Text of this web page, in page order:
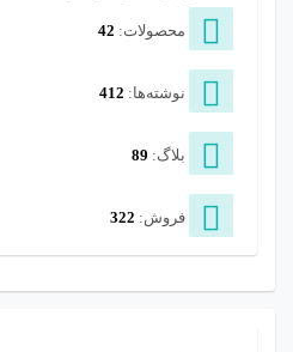
محصولات: 42
نوشته‌ها: 412
بلاگ: 89
فروش: 322